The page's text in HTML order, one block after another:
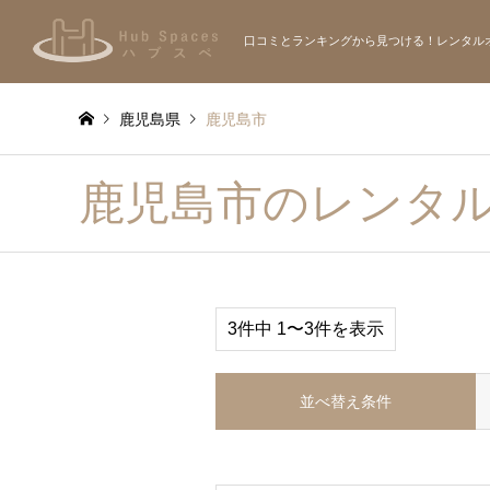
口コミとランキングから見つける！レンタル
鹿児島県 鹿児島市
鹿児島市のレンタ
3件中 1〜3件を表示
並べ替え条件